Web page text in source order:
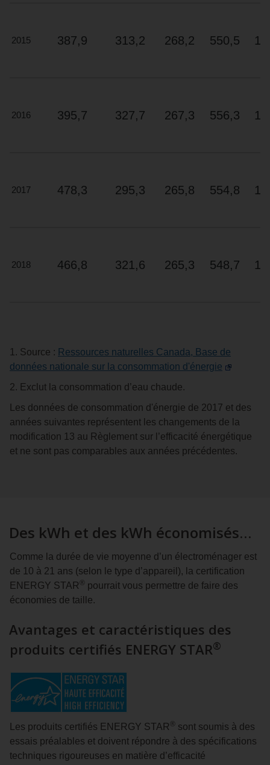
®
Conseils
réfrigérateur
2015 387,9 313,2 268,2 550,5
2016 395,7 327,7 267,3 556,3
2017 478,3 295,3 265,8 554,8
2018 466,8 321,6 265,3 548,7
1. Source : Ressources naturelles Canada, Base de
données nationale sur la consommation d'énergie
2. Exclut la consommation d’eau chaude.
Les données de consommation d'énergie de 2017 et des
années suivantes représentent les changements de la
modification 13 au Règlement sur l’efficacité énergétique
et ne sont pas comparables aux années précédentes.
Des kWh et des kWh économisés…
Comme la durée de vie moyenne d’un électroménager est
de 10 à 21 ans (selon le type d’appareil), la certification
ENERGY STAR ® pourrait vous permettre de faire des
économies de taille.
Avantages et caractéristiques des
produits certifiés ENERGY STAR®
Les produits certifiés ENERGY STAR ® sont soumis à des
essais préalables et doivent répondre à des spécifications
techniques rigoureuses en matière d’efficacité